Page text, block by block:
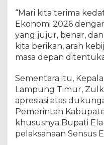
“Mari kita terima
Ekonomi 2026
yang jujur, benar,
kita berikan, arah
masa depan
Sementara itu,
Lampung Timur,
apresiasi atas
Pemerintah
khususnya Bupati
pelaksanaan Sensus